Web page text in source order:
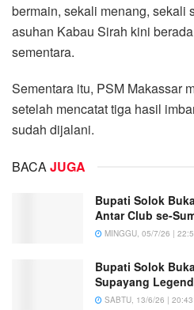
bermain, sekali menang, sekali
asuhan Kabau Sirah kini
sementara.
Sementara itu, PSM Makassar
setelah mencatat tiga hasil
sudah dijalani.
BACAJUGA
Bupati Solok
Antar Club se-
MINGGU, 05/7/26 |
Bupati Solok
Supayang
SABTU, 13/6/26 | 20:43